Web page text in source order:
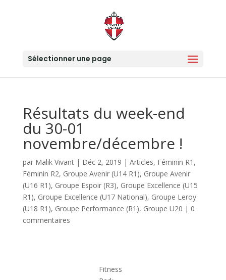
Sélectionner une page
Résultats du week-end
du 30-01
novembre/décembre !
par Malik Vivant| Déc 2, 2019 | Articles, Féminin R1 ,
Féminin R2, Groupe Avenir (U14 R1), Groupe Avenir
(U16 R1), Groupe Espoir (R3), Groupe Excellence (U15
R1), Groupe Excellence (U17 National), Groupe Leroy
(U18 R1), Groupe Performance (R1), Groupe U20 | 0
commentaires
Fitness